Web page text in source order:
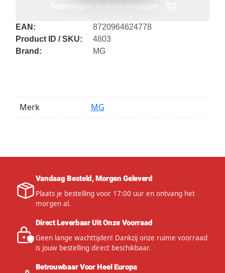
Toevoegen in winkelwagen
EAN:
8720964624778
Product ID / SKU:
4803
Brand:
MG
Merk MG
Vandaag Besteld, Morgen Geleverd
Plaats je bestelling voor 17:00 uur en ontvang het
morgen al.
Direct Leverbaar Uit Onze Voorraad
Geen lange wachttijden! Dankzij onze ruime voorraad
is jouw bestelling direct beschikbaar.
Betrouwbaar Voor Heel Europa